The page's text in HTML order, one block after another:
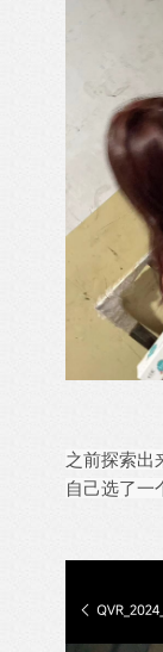
之前探索出
自己选了一